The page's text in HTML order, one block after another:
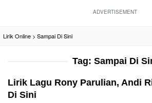
ADVERTISEMENT
Lirik Online > Sampai Di Sini
Tag: Sampai Di
Lirik Lagu Rony Parulian, Andi
Di Sini